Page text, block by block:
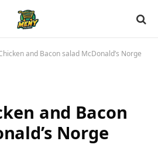
and Bacon salad McDonald’s Norge
and Bacon
Norge